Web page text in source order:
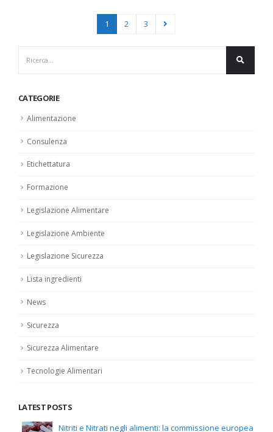
1 2 3
CATEGORIE
Alimentazione
Consulenza
Etichettatura
Formazione
Legislazione Alimentare
Legislazione Ambiente
Legislazione Sicurezza
Lista ingredienti
News
Sicurezza
Sicurezza Alimentare
Tecnologie Alimentari
LATEST POSTS
Nitriti e Nitrati negli alimenti: la commissione europea